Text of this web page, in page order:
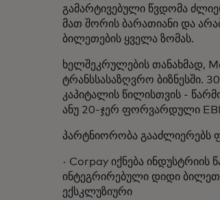
გამარტივებული წვდომა
მათ შორის ბარათიანი და
ბილეთების ყველა ზომას.
ხელშეკრულების თანახმად,
ტრანსსასაზღვრო ბიზნესში.
კაპიტალის წილისთვის -
ანუ 20-ჯერ ფორვარდული
პარტნიორობა გააძლიერებს
· Corpay იქნება ინდუსტრიის
ინტეგრირებული დიდი
ექსკლუზიური